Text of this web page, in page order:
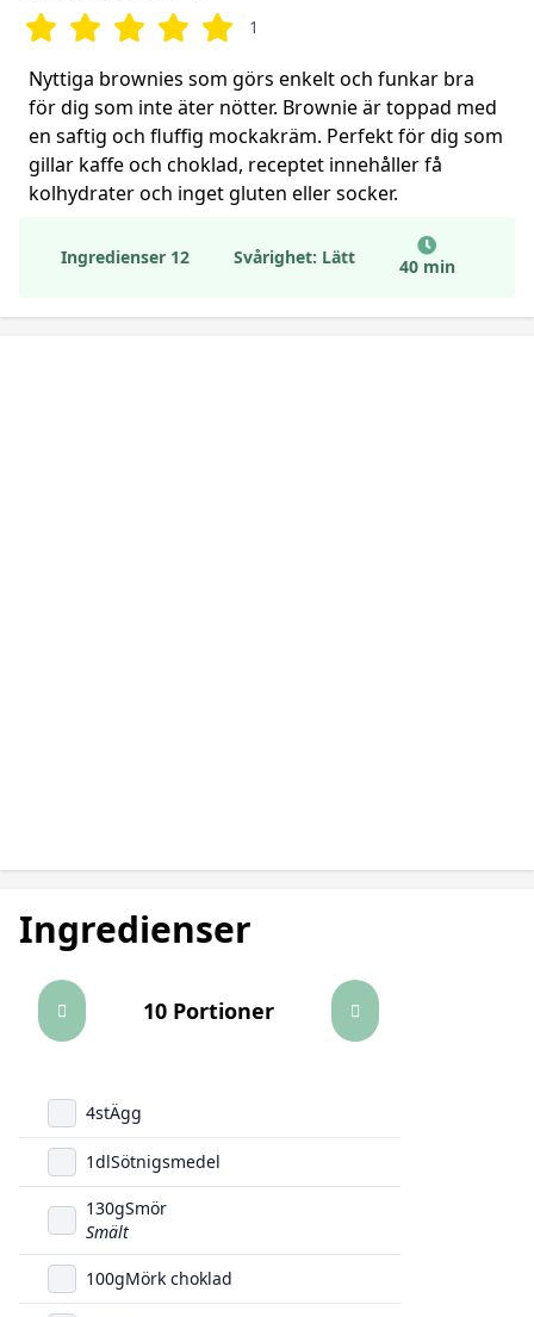
1
Nyttiga brownies som görs enkelt och funkar bra
för dig som inte äter nötter. Brownie är toppad med
en saftig och fluffig mockakräm. Perfekt för dig som
gillar kaffe och choklad, receptet innehåller få
kolhydrater och inget gluten eller socker.
Ingredienser 12 Svårighet: Lätt 40 min
Ingredienser
10 Portioner
4stÄgg
1dlSötnigsmedel
130gSmör
Smält
100gMörk choklad